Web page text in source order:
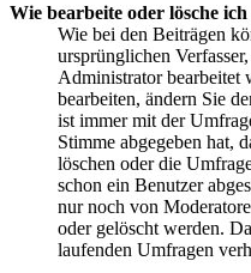
Wie bearbeite oder lösche
Wie bei den Beiträgen
ursprünglichen
Administrator bearbeitet
bearbeiten, ändern Sie
ist immer mit der
Stimme abgegeben hat,
löschen oder die
schon ein Benutzer
nur noch von
oder gelöscht werden.
laufenden Umfragen